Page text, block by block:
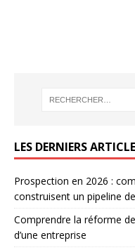
LES DERNIERS
Prospection en 2026 :
construisent un pipeline
Comprendre la réforme
d’une entreprise